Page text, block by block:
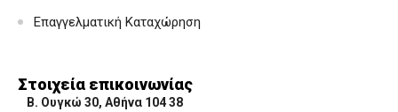
Επαγγελματική Καταχώρηση
Στοιχεία επικοινωνίας
Β. Ουγκώ 30, Αθήνα 104 38